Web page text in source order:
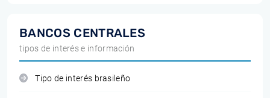
BANCOS CENTRALES
tipos de interés e información
Tipo de interés brasileño